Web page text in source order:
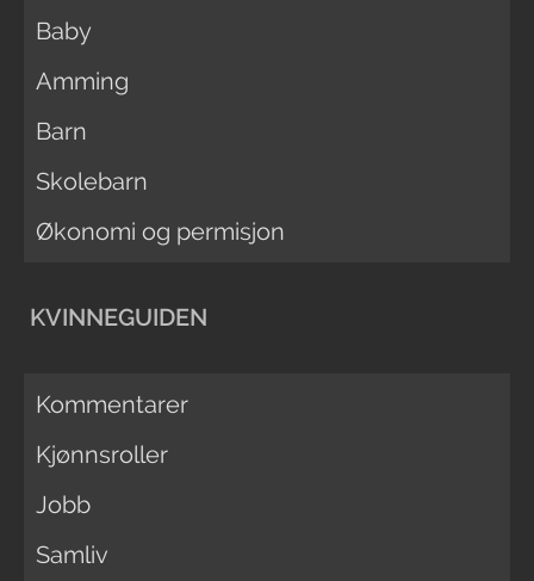
Baby
Amming
Barn
Skolebarn
Økonomi og permisjon
KVINNEGUIDEN
Kommentarer
Kjønnsroller
Jobb
Samliv